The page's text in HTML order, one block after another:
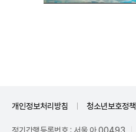
개인정보처리방침 청소년보호정책
정기간행등록번호 : 서울 아 00493